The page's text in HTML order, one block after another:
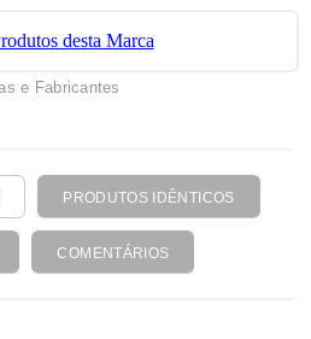
e Fabricantes
PRODUTOS IDÊNTICOS
COMENTÁRIOS